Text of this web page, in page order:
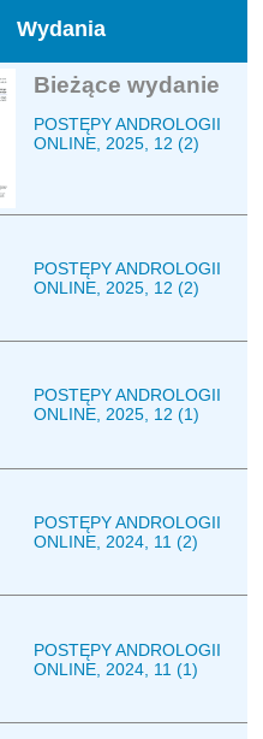
Wydania
Bieżące wydanie
POSTĘPY ANDROLOGII
ONLINE, 2025, 12 (2)
POSTĘPY ANDROLOGII
ONLINE, 2025, 12 (2)
POSTĘPY ANDROLOGII
ONLINE, 2025, 12 (1)
POSTĘPY ANDROLOGII
ONLINE, 2024, 11 (2)
POSTĘPY ANDROLOGII
ONLINE, 2024, 11 (1)